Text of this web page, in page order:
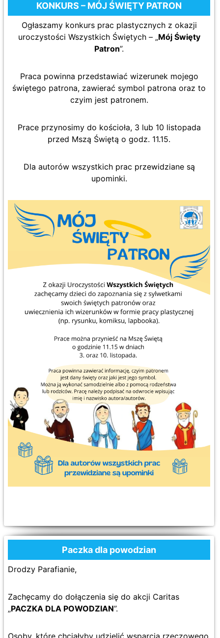
KONKURS – MÓJ ŚWIĘTY PATRON
Ogłaszamy konkurs prac plastycznych z okazji
uroczystości Wszystkich Świętych – „Mój Święty
Patron”.
Praca powinna przedstawiać wizerunek mojego
świętego patrona, zawierać symbol patrona oraz to
czyim jest patronem.
Prace przynosimy do kościoła, 3 lub 10 listopada
przed Mszą Świętą o godz. 11.15.
Dla autorów wszystkich prac przewidziane są
upominki.
Paczka dla powodzian
Drodzy Parafianie,
Zachęcamy do dołączenia się do akcji Caritas
„PACZKA DLA POWODZIAN”.